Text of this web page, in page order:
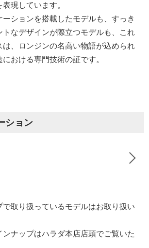
現しています。
ションを搭載したモデルも、すっき
トなデザインが際立つモデルも、これ
は、ロンジンの名高い物語が込められ
おける専門技術の証です。
ション
で取り扱っているモデルはお取り扱い
ンナップはハラダ本店店頭でご覧いた